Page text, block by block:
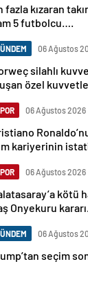
fazla kızaran
5 futbolcu….
06 Ağustos
silahlı
özel
06 Ağustos 2026
kariyerinin
06 Ağustos 2026
kötü
Onyekuru kararı.
06 Ağustos
seçim